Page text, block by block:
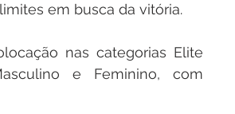
em busca da vitória.
nas categorias Elite
e Feminino, com